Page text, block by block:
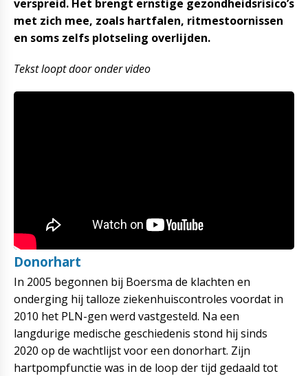
verspreid. Het brengt ernstige gezondheidsrisico’s
met zich mee, zoals hartfalen, ritmestoornissen
en soms zelfs plotseling overlijden.
Tekst loopt door onder video
Donorhart
In 2005 begonnen bij Boersma de klachten en
onderging hij talloze ziekenhuiscontroles voordat in
2010 het PLN-gen werd vastgesteld. Na een
langdurige medische geschiedenis stond hij sinds
2020 op de wachtlijst voor een donorhart. Zijn
hartpompfunctie was in de loop der tijd gedaald tot